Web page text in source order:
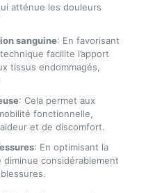
atténue les douleurs
sanguine: En favorisant
facilite l’apport
tissus endommagés,
: Cela permet aux
fonctionnelle,
et de discomfort.
: En optimisant la
diminue considérablement